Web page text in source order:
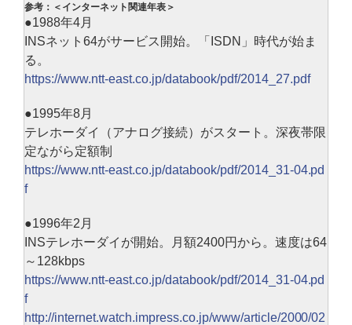
参考：＜インターネット関連年表＞
●1988年4月
INSネット64がサービス開始。「ISDN」時代が始ま
る。
https://www.ntt-east.co.jp/databook/pdf/2014_27.pdf
●1995年8月
テレホーダイ（アナログ接続）がスタート。深夜帯限
定ながら定額制
https://www.ntt-east.co.jp/databook/pdf/2014_31-04.pd
f
●1996年2月
INSテレホーダイが開始。月額2400円から。速度は64
～128kbps
https://www.ntt-east.co.jp/databook/pdf/2014_31-04.pd
f
http://internet.watch.impress.co.jp/www/article/2000/02